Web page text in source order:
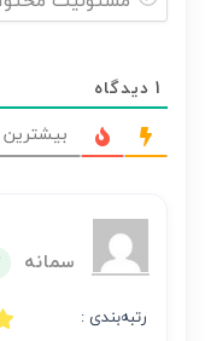
هر
نظر
بر
نویسنده
1 دیدگاه
بیشترین
سمانه
رتبه‌بندی :